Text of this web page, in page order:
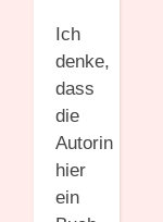
Ich
denke,
dass
die
Autorin
hier
ein